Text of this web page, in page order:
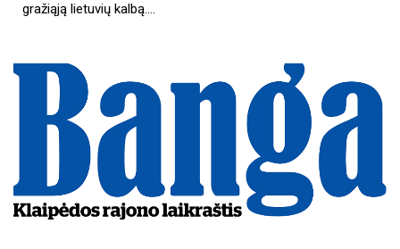
gražiąją lietuvių kalbą.…